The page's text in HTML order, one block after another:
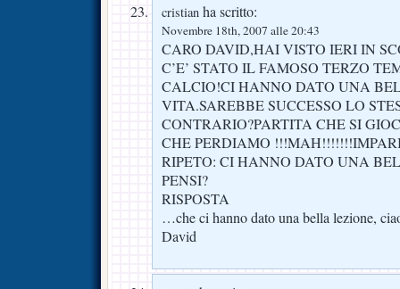
cristian ha scritto:
Novembre 18th, 2007 alle 20:43
CARO DAVID,HAI VISTO IERI IN
C’E’ STATO IL FAMOSO TERZO
CALCIO!CI HANNO DATO UNA
VITA.SAREBBE SUCCESSO LO
CONTRARIO?PARTITA CHE SI
CHE PERDIAMO
RIPETO: CI HANNO DATO UNA
PENSI?
RISPOSTA
…che ci hanno dato una bella lezione,
David